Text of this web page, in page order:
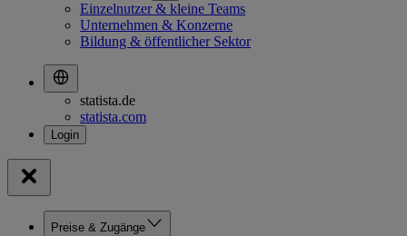
Einzelnutzer & kleine Teams
Unternehmen & Konzerne
Bildung & öffentlicher Sektor
statista.de
statista.com
Preise & Zugänge